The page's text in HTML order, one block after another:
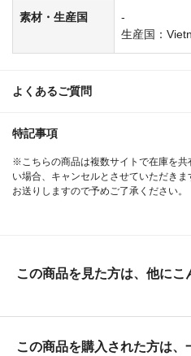
素材・生産国
-
生産国：
よくあるご質問
特記事項
※こちらの商品は複数サイトで在庫を
い場合、キャンセルとさせていただき
お送りしますので予めご了承ください。
この商品を見た方は、他に
この商品を購入された方は